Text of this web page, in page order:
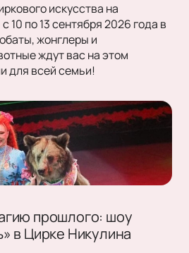
искусства на
10 по 13 сентября 2026 года в
жонглеры и
ждут вас на этом
для всей семьи!
прошлого: шоу
в Цирке Никулина